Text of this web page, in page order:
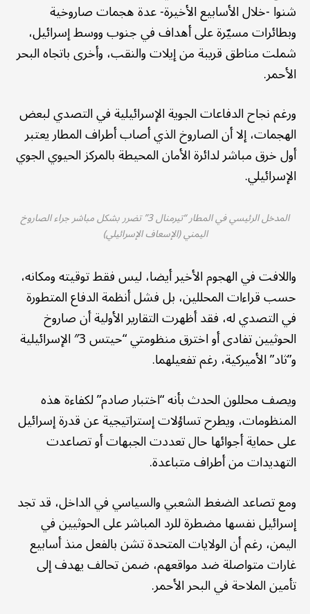
شنوا -خلال الأسابيع الأخيرة- عدة هجمات صاروخية
وبطائرات مسيّرة على أهداف في جنوب ووسط إسرائيل،
شملت مناطق قريبة من إيلات والنقب، وأخرى باتجاه البحر
الأحمر.
ورغم نجاح الدفاعات الجوية الإسرائيلية في التصدي لبعض
الهجمات، إلا أن الصاروخ الذي أصاب أطراف المطار يعتبر
أول خرق مباشر لدائرة الأمان المحيطة بالمركز الحيوي الجوي
الإسرائيلي.
المدخل الرئيسي في المطار “تيرمنال 3” تضرر بشكل مباشر جراء الصاروخ
اليمني (الإسعاف الإسرائيلي)
واللافت في الهجوم الأخير أيضا، ليس فقط توقيته ومكانه،
حسب قراءات المحللين، بل فشل أنظمة الدفاع المتطورة
في التصدي له، فقد أظهرت التقارير الأولية أن صاروخ
الحوثيين تفادى أو اخترق منظومتي “حيتس 3″ الإسرائيلية
و”ثاد” الأميركية، رغم تفعيلهما.
ويصف محللون الحدث بأنه “اختبار صادم” لكفاءة هذه
المنظومات، ويطرح تساؤلات إستراتيجية عن قدرة إسرائيل
على حماية أجوائها حال تعددت الجبهات أو تصاعدت
التهديدات من أطراف متباعدة.
ومع تصاعد الضغط الشعبي والسياسي في الداخل، قد تجد
إسرائيل نفسها مضطرة للرد المباشر على الحوثيين في
اليمن، رغم أن الولايات المتحدة تشن بالفعل منذ أسابيع
غارات متواصلة ضد مواقعهم، ضمن تحالف يهدف إلى
تأمين الملاحة في البحر الأحمر.